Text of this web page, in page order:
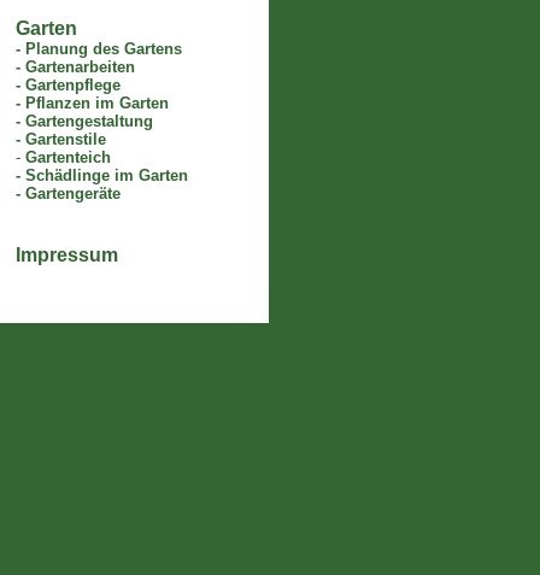
Garten
- Planung des Gartens
-Gartenarbeiten
-Gartenpflege
- Pflanzen im Garten
-Gartengestaltung
-Gartenstile
-Gartenteich
-Schädlinge im Garten
-Gartengeräte
Impressum